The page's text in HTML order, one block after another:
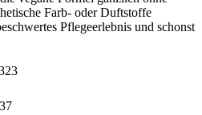
Farb- oder Duftstoffe
Pflegeerlebnis und schonst